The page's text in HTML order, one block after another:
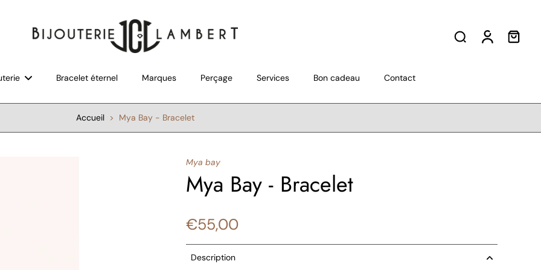
Bracelet éternel Marques Perçage Services Bon cadeau Contact
Accueil > Mya Bay - Bracelet
Mya bay
Mya Bay - Bracelet
€55,00
Description